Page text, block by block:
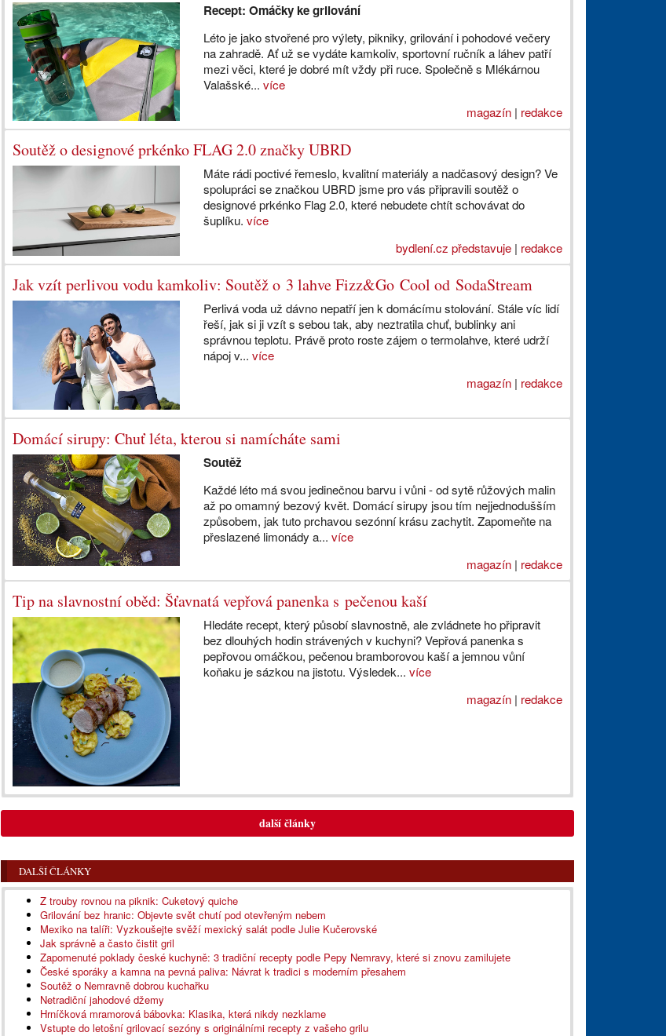
Recept: Omáčky ke grilování
Léto je jako stvořené pro výlety, pikniky, grilování i pohodové večery
na zahradě. Ať už se vydáte kamkoliv, sportovní ručník a láhev patří
mezi věci, které je dobré mít vždy při ruce. Společně s Mlékárnou
Valašské...více
magazín| redakce
Soutěž o designové prkénko FLAG 2.0 značky UBRD
Máte rádi poctivé řemeslo, kvalitní materiály a nadčasový design? Ve
spolupráci se značkou UBRD jsme pro vás připravili soutěž o
designové prkénko Flag 2.0, které nebudete chtít schovávat do
šuplíku.více
bydlení.cz představuje| redakce
Jak vzít perlivou vodu kamkoliv: Soutěž o 3 lahve Fizz&Go Cool od SodaStream
Perlivá voda už dávno nepatří jen k domácímu stolování. Stále víc lidí
řeší, jak si ji vzít s sebou tak, aby neztratila chuť, bublinky ani
správnou teplotu. Právě proto roste zájem o termolahve, které udrží
nápoj v...více
magazín| redakce
Domácí sirupy: Chuť léta, kterou si namícháte sami
Soutěž
Každé léto má svou jedinečnou barvu i vůni - od sytě růžových malin
až po omamný bezový květ. Domácí sirupy jsou tím nejjednodušším
způsobem, jak tuto prchavou sezónní krásu zachytit. Zapomeňte na
přeslazené limonády a...více
magazín| redakce
Tip na slavnostní oběd: Šťavnatá vepřová panenka s pečenou kaší
Hledáte recept, který působí slavnostně, ale zvládnete ho připravit
bez dlouhých hodin strávených v kuchyni? Vepřová panenka s
pepřovou omáčkou, pečenou bramborovou kaší a jemnou vůní
koňaku je sázkou na jistotu. Výsledek...více
magazín| redakce
další články
DALŠÍ ČLÁNKY
Z trouby rovnou na piknik: Cuketový quiche
Grilování bez hranic: Objevte svět chutí pod otevřeným nebem
Mexiko na talíři: Vyzkoušejte svěží mexický salát podle Julie Kučerovské
Jak správně a často čistit gril
Zapomenuté poklady české kuchyně: 3 tradiční recepty podle Pepy Nemravy, které si znovu zamilujete
České sporáky a kamna na pevná paliva: Návrat k tradici s moderním přesahem
Soutěž o Nemravně dobrou kuchařku
Netradiční jahodové džemy
Hrníčková mramorová bábovka: Klasika, která nikdy nezklame
Vstupte do letošní grilovací sezóny s originálními recepty z vašeho grilu